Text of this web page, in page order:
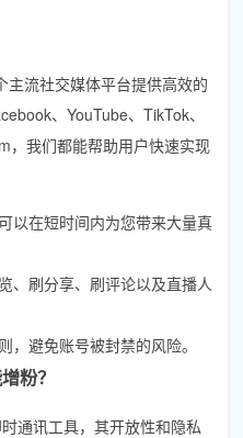
主流社交媒体平台提供高效的
、YouTube、TikTok、
，我们都能帮助用户快速实现
以在短时间内为您带来大量真
、刷分享、刷评论以及直播人
，避免账号被封禁的风险。
粉？
通讯工具，其开放性和隐私